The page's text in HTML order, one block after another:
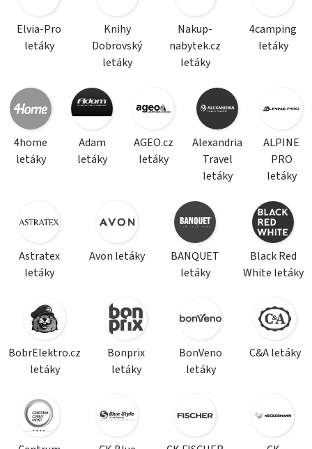
Elvia-Pro
letáky
Knihy
Dobrovský
letáky
Nakup-
nabytek.cz
letáky
4camping
letáky
4home
letáky
Adam
letáky
AGEO.cz
letáky
Alexandria
Travel
letáky
ALPINE
PRO
letáky
Astratex
letáky
Avon letáky
BANQUET
letáky
Black Red
White letáky
BobrElektro.cz
letáky
Bonprix
letáky
BonVeno
letáky
C&A letáky